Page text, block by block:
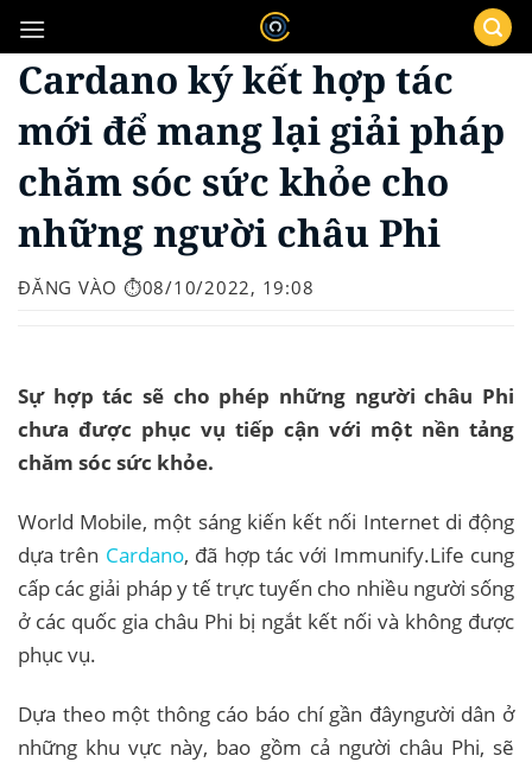
qua
nội
dung
Cardano ký kết hợp tác
mới để mang lại giải pháp
chăm sóc sức khỏe cho
những người châu Phi
ĐĂNG VÀO ⏱️08/10/2022, 19:08
Sự hợp tác sẽ cho phép những người châu Phi
chưa được phục vụ tiếp cận với một nền tảng
chăm sóc sức khỏe.
World Mobile, một sáng kiến ​​kết nối Internet di động
dựa trên Cardano, đã hợp tác với Immunify.Life cung
cấp các giải pháp y tế trực tuyến cho nhiều người sống
ở các quốc gia châu Phi bị ngắt kết nối và không được
phục vụ.
Dựa theo một thông cáo báo chí gần đâyngười dân ở
những khu vực này, bao gồm cả người châu Phi, sẽ